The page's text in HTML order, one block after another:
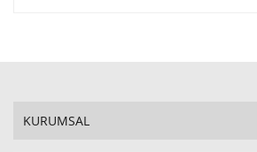
KURUMSAL